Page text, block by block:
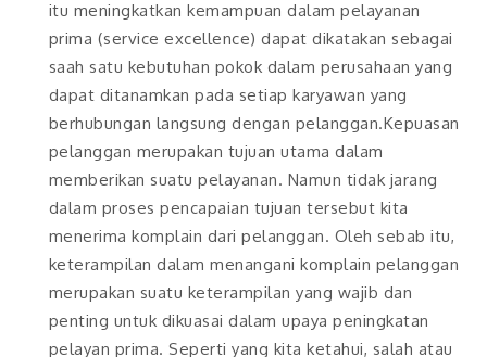
itu meningkatkan kemampuan dalam pelayanan
prima (service excellence) dapat dikatakan sebagai
saah satu kebutuhan pokok dalam perusahaan yang
dapat ditanamkan pada setiap karyawan yang
berhubungan langsung dengan pelanggan.Kepuasan
pelanggan merupakan tujuan utama dalam
memberikan suatu pelayanan. Namun tidak jarang
dalam proses pencapaian tujuan tersebut kita
menerima komplain dari pelanggan. Oleh sebab itu,
keterampilan dalam menangani komplain pelanggan
merupakan suatu keterampilan yang wajib dan
penting untuk dikuasai dalam upaya peningkatan
pelayan prima. Seperti yang kita ketahui, salah atau